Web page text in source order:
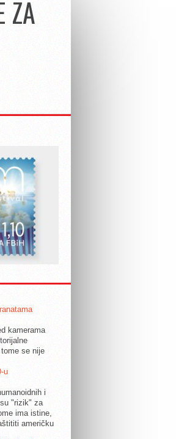
ZA
kamerama
se nije
u
i
"rizik" za
ima istine,
američku